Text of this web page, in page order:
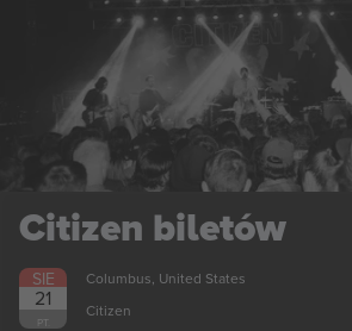
Citizen biletów
SIE
21
PT.
Columbus, United States
Citizen